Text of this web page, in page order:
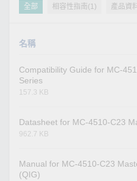
全部 相容性指南(1) 產品資
名稱
Compatibility Guide for MC-
Series
157.3 KB
Datasheet for MC-4510-C23
962.7 KB
Manual for MC-4510-C23
(QIG)